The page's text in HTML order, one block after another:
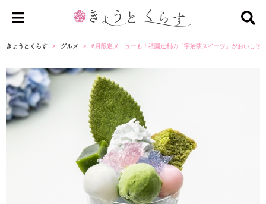
ょ
と
きょうとくらす グルメ 6月限定メニューも！祇園辻利の「宇治茶スイーツ」がおいし